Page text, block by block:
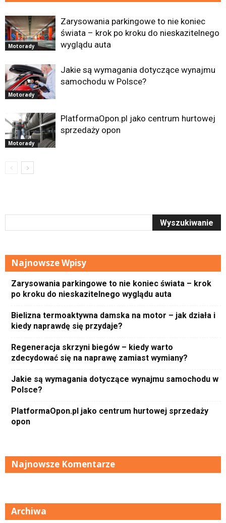
Motorady
Zarysowania parkingowe to nie koniec
świata – krok po kroku do nieskazitelnego
wyglądu auta
Motorady
Jakie są wymagania dotyczące wynajmu
samochodu w Polsce?
Motorady
PlatformaOpon.pl jako centrum hurtowej
sprzedaży opon
Najnowsze Wpisy
Zarysowania parkingowe to nie koniec świata – krok
po kroku do nieskazitelnego wyglądu auta
Bielizna termoaktywna damska na motor – jak działa i
kiedy naprawdę się przydaje?
Regeneracja skrzyni biegów – kiedy warto
zdecydować się na naprawę zamiast wymiany?
Jakie są wymagania dotyczące wynajmu samochodu w
Polsce?
PlatformaOpon.pl jako centrum hurtowej sprzedaży
opon
Najnowsze Komentarze
Archiwa